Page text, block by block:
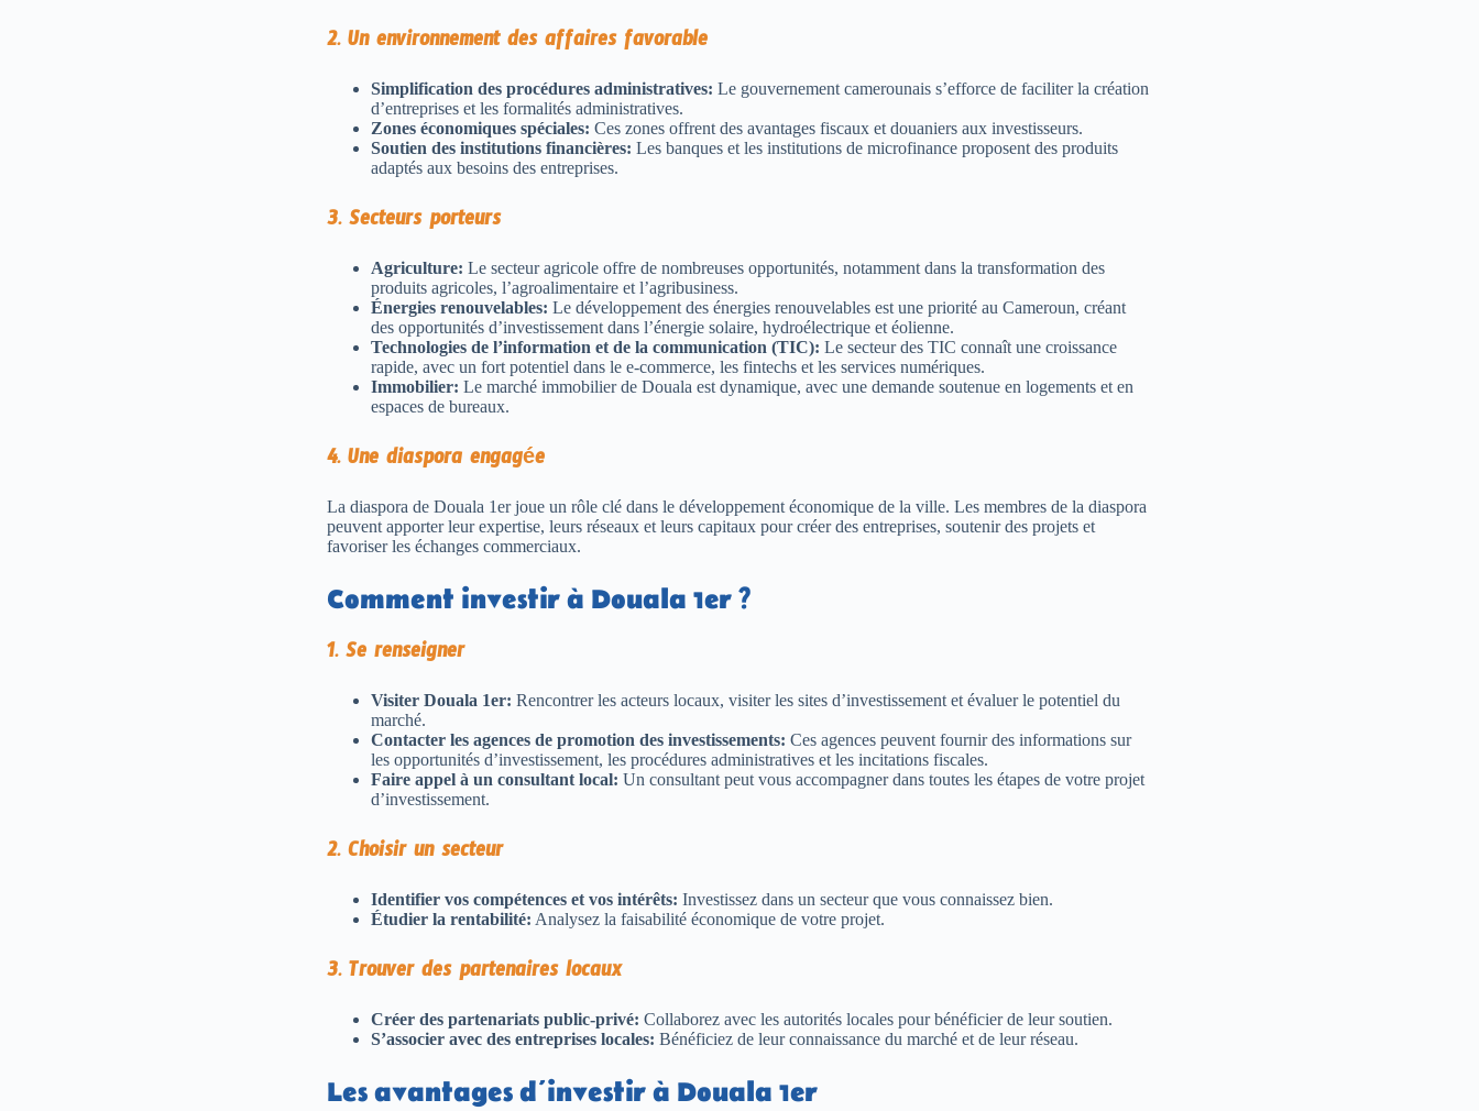
2. Un environnement des affaires favorable
Simplification des procédures administratives: Le gouvernement camerounais s’efforce de faciliter la création
d’entreprises et les formalités administratives.
Zones économiques spéciales: Ces zones offrent des avantages fiscaux et douaniers aux investisseurs.
Soutien des institutions financières: Les banques et les institutions de microfinance proposent des produits
adaptés aux besoins des entreprises.
3. Secteurs porteurs
Agriculture: Le secteur agricole offre de nombreuses opportunités, notamment dans la transformation des
produits agricoles, l’agroalimentaire et l’agribusiness.
Énergies renouvelables: Le développement des énergies renouvelables est une priorité au Cameroun, créant
des opportunités d’investissement dans l’énergie solaire, hydroélectrique et éolienne.
Technologies de l’information et de la communication (TIC): Le secteur des TIC connaît une croissance
rapide, avec un fort potentiel dans le e-commerce, les fintechs et les services numériques.
Immobilier: Le marché immobilier de Douala est dynamique, avec une demande soutenue en logements et en
espaces de bureaux.
4. Une diaspora engagée
La diaspora de Douala 1er joue un rôle clé dans le développement économique de la ville. Les membres de la diaspora
peuvent apporter leur expertise, leurs réseaux et leurs capitaux pour créer des entreprises, soutenir des projets et
favoriser les échanges commerciaux.
Comment investir à Douala 1er ?
1. Se renseigner
Visiter Douala 1er: Rencontrer les acteurs locaux, visiter les sites d’investissement et évaluer le potentiel du
marché.
Contacter les agences de promotion des investissements: Ces agences peuvent fournir des informations sur
les opportunités d’investissement, les procédures administratives et les incitations fiscales.
Faire appel à un consultant local: Un consultant peut vous accompagner dans toutes les étapes de votre projet
d’investissement.
2. Choisir un secteur
Identifier vos compétences et vos intérêts: Investissez dans un secteur que vous connaissez bien.
Étudier la rentabilité: Analysez la faisabilité économique de votre projet.
3. Trouver des partenaires locaux
Créer des partenariats public-privé: Collaborez avec les autorités locales pour bénéficier de leur soutien.
S’associer avec des entreprises locales: Bénéficiez de leur connaissance du marché et de leur réseau.
Les avantages d’investir à Douala 1er